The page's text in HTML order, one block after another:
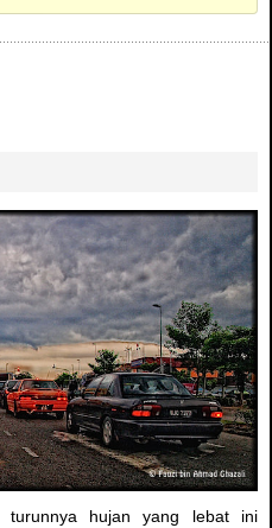
turunnya hujan yang lebat ini